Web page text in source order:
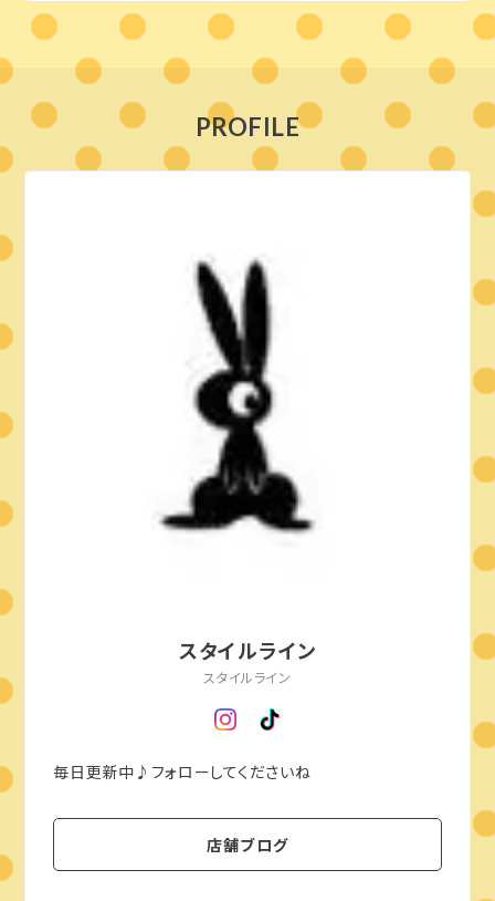
PROFILE
スタイルライン
スタイルライン
毎日更新中♪フォローしてくださいね
店舗ブログ